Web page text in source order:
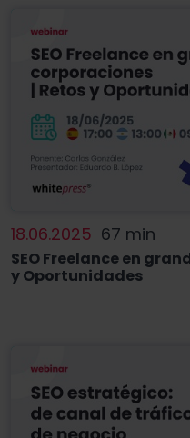
18.06.2025 67 min
SEO Freelance en
y Oportunidades